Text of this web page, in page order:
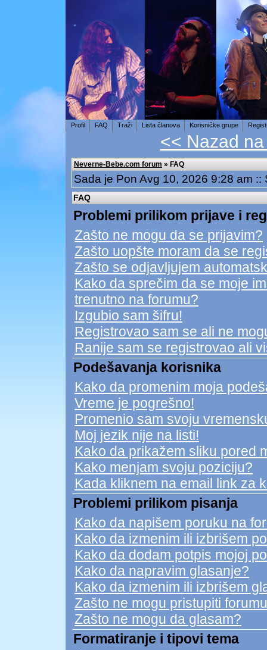
Profil FAQ Traži Lista članova Korisničke grupe
<< Nazad
Neverne-Bebe.com forum » FAQ
Sada je Pon Avg 10, 2026 9:28 am
FAQ
Problemi prilikom prijave i
Zašto ne mogu da se prijavim?
Zašto uopšte moram da se
Zašto se odjavljujem
Kako da sprečim da se moje
trenutno na forumu?
Izgubio sam šifru!
Registrovao sam se ali ne
Ranije sam se registrovao ali
Podešavanja korisnika
Kako da promenim moja
Vreme je pogrešno!
Promenio sam svoju
Moj jezik nije na listi!
Kako da prikažem sliku pored
Kako menjam svoju poziciju?
Kada kliknem na email link za
Problemi prilikom pisanja
Kako da napišem poruku na
Kako da izmenim ili izbrišem
Kako da dodam potpis mojoj
Kako da napravim glasanje?
Kako da izmenim ili izbrišem
Zašto ne mogu pristupiti
Zašto ne mogu da glasam?
Formatiranje i tipovi tema